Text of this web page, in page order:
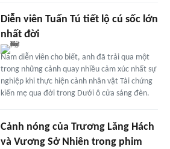
Diễn viên Tuấn Tú tiết lộ cú sốc lớn
nhất đời
Nam diễn viên cho biết, anh đã trải qua một
trong những cảnh quay nhiều cảm xúc nhất sự
nghiệp khi thực hiện cảnh nhân vật Tài chứng
kiến mẹ qua đời trong Dưới ô cửa sáng đèn.
Cảnh nóng của Trương Lăng Hách
và Vương Sở Nhiên trong phim